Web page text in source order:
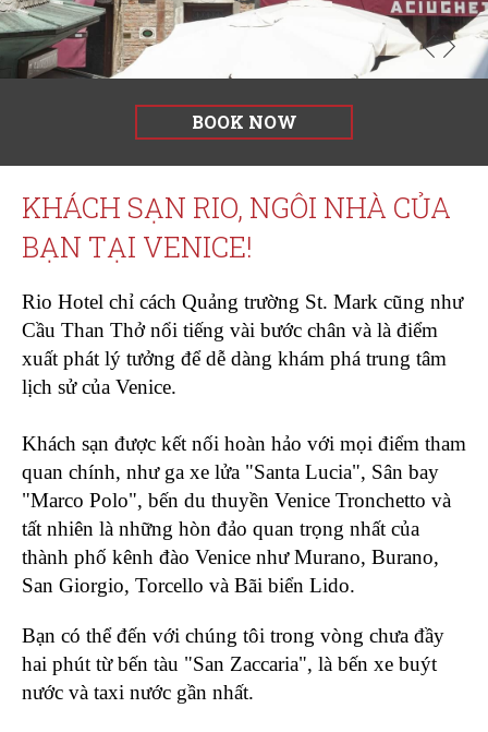
il
POC
della
Regione
BOOK NOW
KHÁCH SẠN RIO, NGÔI NHÀ CỦA
BẠN TẠI VENICE!
Rio Hotel chỉ cách Quảng trường St. Mark cũng như
Cầu Than Thở nổi tiếng vài bước chân và là điểm
xuất phát lý tưởng để dễ dàng khám phá trung tâm
lịch sử của Venice.
Khách sạn được kết nối hoàn hảo với mọi điểm tham
quan chính, như ga xe lửa "Santa Lucia", Sân bay
"Marco Polo", bến du thuyền Venice Tronchetto và
tất nhiên là những hòn đảo quan trọng nhất của
thành phố kênh đào Venice như Murano, Burano,
San Giorgio, Torcello và Bãi biển Lido.
Bạn có thể đến với chúng tôi trong vòng chưa đầy
hai phút từ bến tàu "San Zaccaria", là bến xe buýt
nước và taxi nước gần nhất.